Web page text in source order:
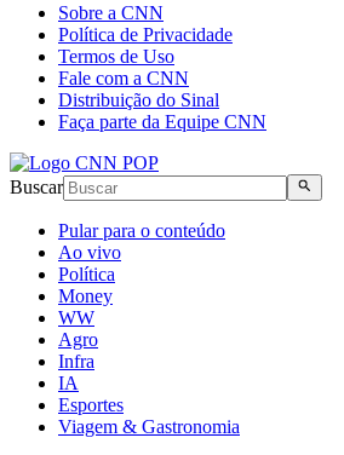
Sobre a CNN
Política de Privacidade
Termos de Uso
Fale com a CNN
Distribuição do Sinal
Faça parte da Equipe CNN
Buscar
Pular para o conteúdo
Ao vivo
Política
Money
WW
Agro
Infra
IA
Esportes
Viagem & Gastronomia